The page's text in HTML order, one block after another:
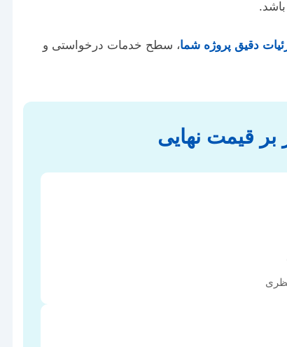
دقیق پروژه شما، سطح خدمات درخواستی و
قیمت نهایی